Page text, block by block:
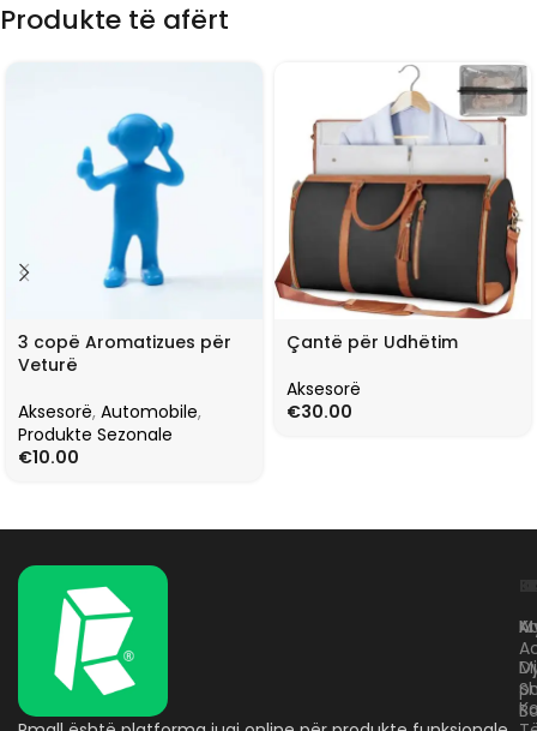
Produkte të afërt
3 copë Aromatizues për
Veturë
Aksesorë, Automobile,
Produkte Sezonale
€10.00
Çantë për Udhëtim
Aksesorë
€30.00